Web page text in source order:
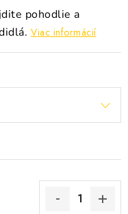
pohodlie a
Viac informácií